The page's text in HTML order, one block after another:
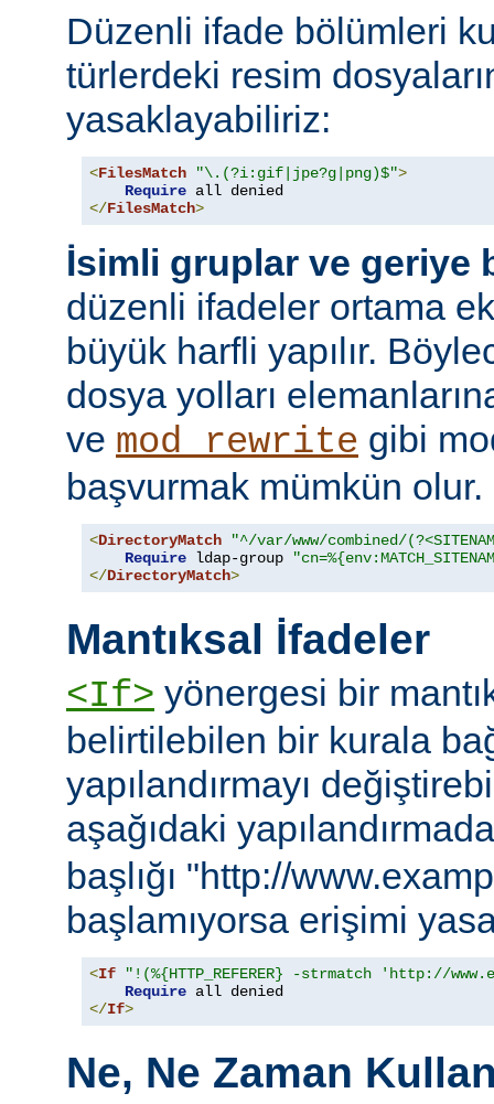
Düzenli ifade bölümleri
türlerdeki resim
yasaklayabiliriz:
<FilesMatch "\.(?i:gif|jpe?g|png)$">
Require
</FilesMatch>
İsimli gruplar ve geriye
düzenli ifadeler ortama
büyük harfli yapılır.
dosya yolları
ve mod_rewrite gibi
başvurmak mümkün olur.
<DirectoryMatch
"^/var/www/combined/
Require ldap-group
</DirectoryMatch>
Mantıksal İfadeler
<If> yönergesi bir
belirtilebilen bir kurala
yapılandırmayı
aşağıdaki
başlığı "http://
başlamıyorsa erişimi
<If
"!(%{HTTP_REFERER} -strmatch 'http://
Require
</If>
Ne, Ne Zaman